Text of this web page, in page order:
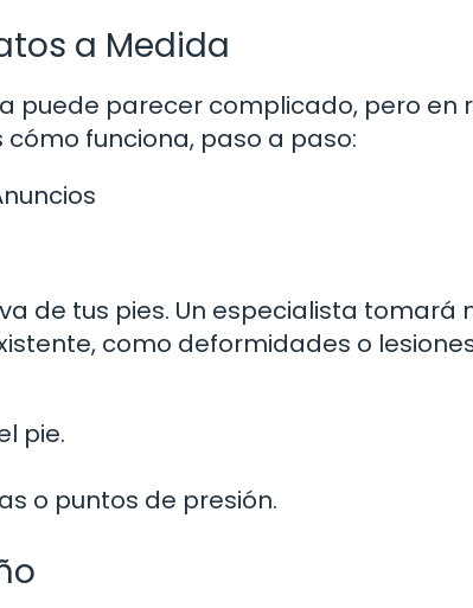
a Medida
puede parecer complicado, pero en
funciona, paso a paso:
de tus pies. Un especialista tomará
como deformidades o
pie.
o puntos de presión.